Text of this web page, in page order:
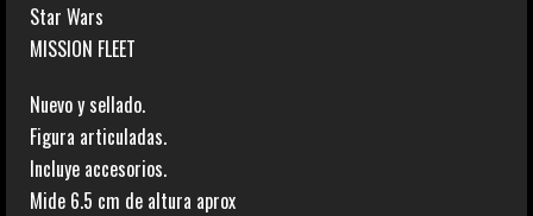
original
era:
Star Wars
MISSION FLEET
Nuevo y sellado.
Figura articuladas.
Incluye accesorios.
Mide 6.5 cm de altura aprox